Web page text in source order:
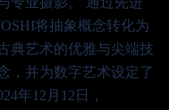
将抽象概念转化为
典艺术的优雅与尖端技
，并为数字艺术设定了
年12月12日，